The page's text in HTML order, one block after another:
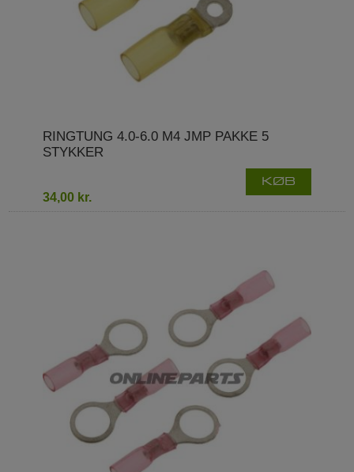
RINGTUNG 4.0-6.0 M4 JMP PAKKE 5
STYKKER
34,00 kr.
KØB